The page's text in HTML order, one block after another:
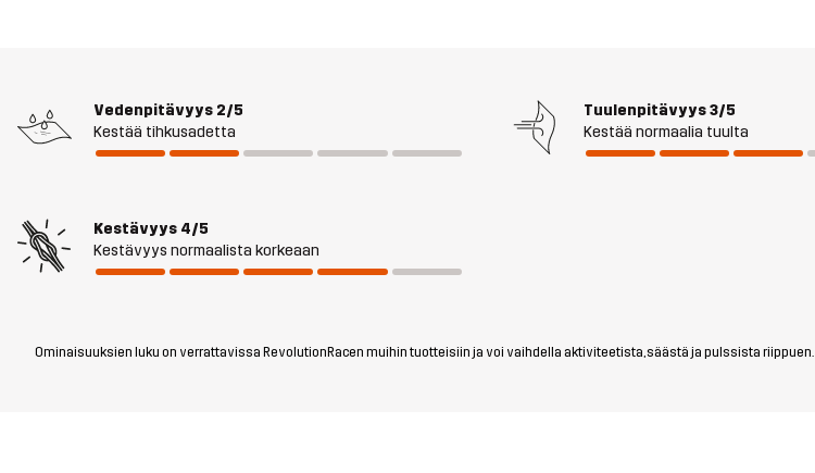
Vedenpitävyys 2/5
Kestää tihkusadetta
Tuulenpitävyys3/5
Kestää normaalia tuulta
Kestävyys 4/5
Kestävyys normaalista korkeaan
Ominaisuuksien luku on verrattavissa RevolutionRacen muihin tuotteisiin ja voi vaihdella aktiviteetista, säästä ja pulssista riippuen.